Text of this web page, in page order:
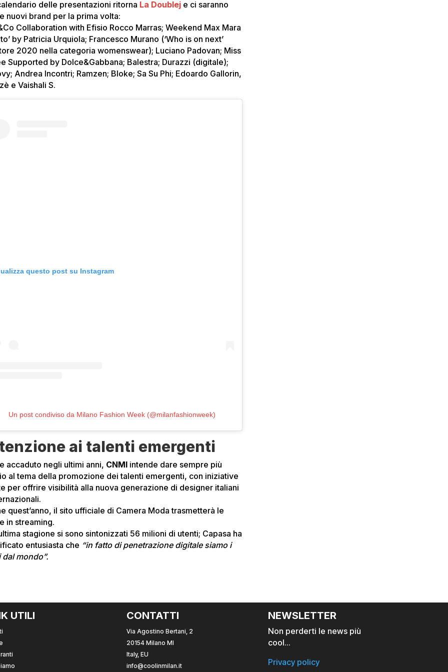
delle presentazioni ritorna La Doublej e ci saranno
nuovi brand per la prima volta:
Collaboration with Efisio Rocco Marras; Weekend Max Mara
by Patricia Urquiola; Francesco Murano (‘Who is on next’
2020 nella categoria womenswear); Luciano Padovan; Miss
Supported by Dolce&Gabbana; Balestra; Durazzi (digitale);
Andrea Incontri; Ramzen; Bloke; Sa Su Phi; Edoardo Gallorin,
e Vaishali S.
questo post su Instagram
Un post condiviso da Milano Fashion Week (@milanfashionweek)
ai talenti emergenti
accaduto negli ultimi anni, CNMI intende dare sempre più
al tema della promozione dei talenti emergenti, con iniziative
per offrire visibilità alla nuova generazione di designer italiani
quest’anno, il sito ufficiale di Camera Moda trasmetterà le
in streaming.
stagione si sono sintonizzati 56 milioni di utenti; Capasa ha
entusiasta che “in fatto di penetrazione digitale siamo i
dal mondo”.
UTILI CONTATTI
Via Agostino Bertani, 2
20154 Milano MI
Italy, EU
info@coolinmilan.it
NEWSLETTER
Non perderti le news più
cool…
Privacy policy